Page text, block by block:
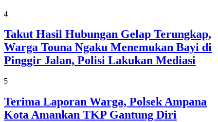
4
Takut Hasil Hubungan Gelap Terungkap,
Warga Touna Ngaku Menemukan Bayi di
Pinggir Jalan, Polisi Lakukan Mediasi
5
Terima Laporan Warga, Polsek Ampana
Kota Amankan TKP Gantung Diri